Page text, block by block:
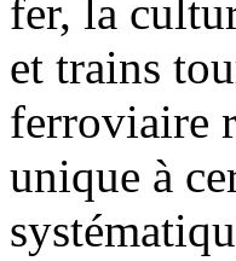
fer, la
et trains
ferroviaire
unique à